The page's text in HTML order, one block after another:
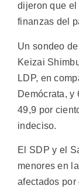
dijeron que el
finanzas del
Un sondeo
Keizai
LDP, en
Demócrata, y
49,9 por
indeciso.
El SDP y el
menores en
afectados por